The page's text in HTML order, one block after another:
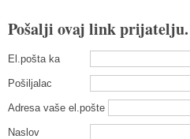
Pošalji ovaj link prijatelju.
El.pošta ka
Pošiljalac
Adresa vaše el.pošte
Naslov